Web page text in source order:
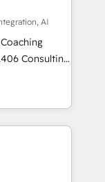
Portuguese,
that drive
Platform
of the Year
& tech
AI
how
build your
it, then stay
+